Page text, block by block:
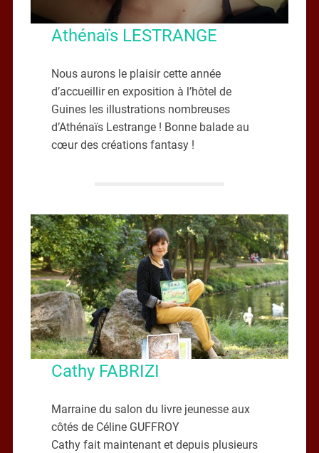
Athénaïs LESTRANGE
Nous aurons le plaisir cette année
d’accueillir en exposition à l’hôtel de
Guines les illustrations nombreuses
d’Athénaïs Lestrange ! Bonne balade au
cœur des créations fantasy !
Cathy FABRIZI
Marraine du salon du livre jeunesse aux
côtés de Céline GUFFROY
Cathy fait maintenant et depuis plusieurs